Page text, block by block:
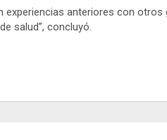
anteriores con otros
salud”, concluyó.